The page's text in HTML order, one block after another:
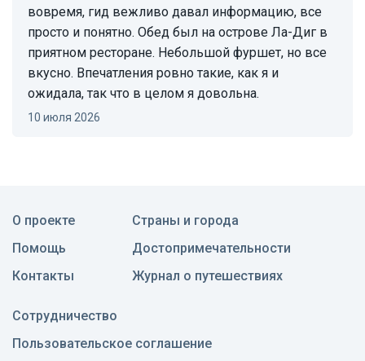
вовремя, гид вежливо давал информацию, все
просто и понятно. Обед был на острове Ла-Диг в
приятном ресторане. Небольшой фуршет, но все
вкусно. Впечатления ровно такие, как я и
ожидала, так что в целом я довольна.
10 июля 2026
О проекте
Помощь
Контакты
Страны и города
Достопримечательности
Журнал о путешествиях
Сотрудничество
Пользовательское соглашение